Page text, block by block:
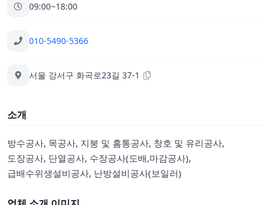
09:00~18:00
010-5490-5366
서울 강서구 화곡로23길 37-1
소개
방수공사, 목공사, 지붕 및 홈통공사, 창호 및 유리공사,
도장공사, 단열공사, 수장공사(도배,마감공사),
급배수위생설비공사, 난방설비공사(보일러)